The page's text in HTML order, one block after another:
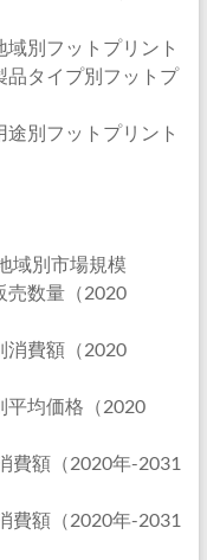
別フットプリント
品タイプ別フットプ
別フットプリント
域別市場規模
売数量（2020
消費額（2020
平均価格（2020
費額（2020年-2031
費額（2020年-2031